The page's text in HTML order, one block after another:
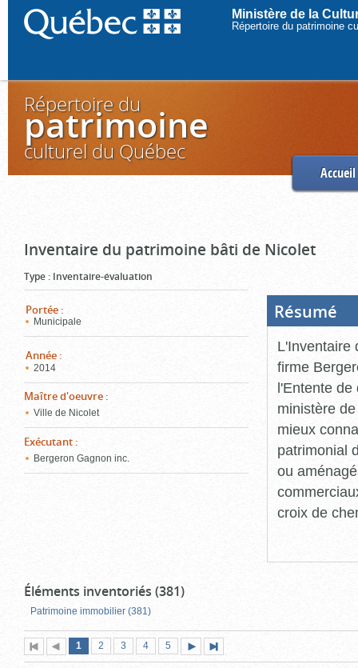
Ministère de la
Répertoire du patrimoine
Répertoire du
patrimoine
culturel du Québec
Accueil
Inventaire du patrimoine bâti de Nicolet
Type : Inventaire-évaluation
Portée :
Municipale
Année :
2014
Maître d'oeuvre :
Ville de Nicolet
Exécutant :
Bergeron Gagnon inc.
Résumé
L'Inventaire
firme
l'Entente de
ministère
mieux
patrimonial
ou
croix de
Éléments inventoriés (381)
Patrimoine immobilier (381)
Première
page
Page
précédente
Page
1 (page
actuelle)
Page
2 Page
3 Page
4 Page
5
suivante
page